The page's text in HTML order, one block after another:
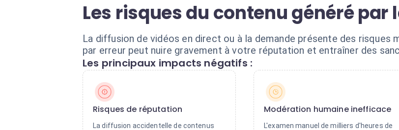
Les risques du contenu généré
La diffusion de vidéos en direct ou à la demande présente des risques
par erreur peut nuire gravement à votre réputation et entraîner des
Les principaux impacts négatifs :
Risques de réputation
La diffusion accidentelle de contenus
Modération humaine inefficace
L'examen manuel de milliers d'heures de